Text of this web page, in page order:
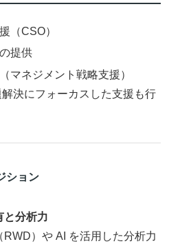
（CSO）
提供
マネジメント戦略支援）
決にフォーカスした支援も行
ション
と分析力
）や AI を活用した分析力